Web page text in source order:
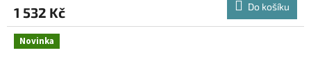
1 532 Kč Do košíku
Novinka